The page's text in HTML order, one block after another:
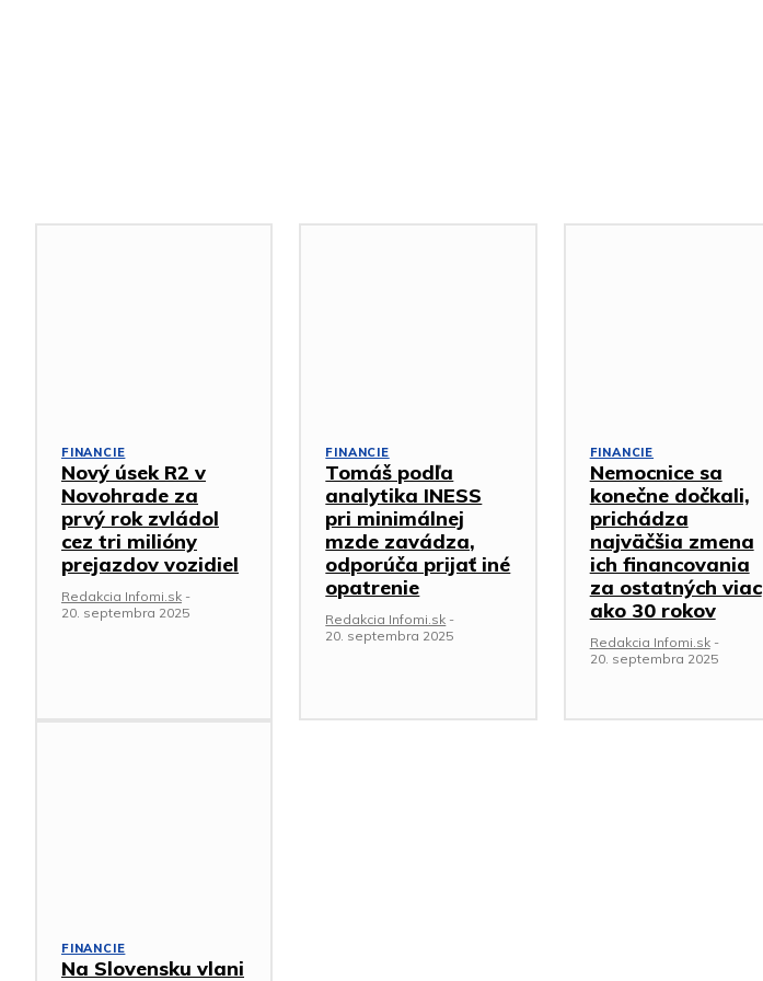
FINANCIE
Nový úsek R2 v
Novohrade za
prvý rok zvládol
cez tri milióny
prejazdov vozidiel
Redakcia Infomi.sk -
20. septembra 2025
FINANCIE
Tomáš podľa
analytika INESS
pri minimálnej
mzde zavádza,
odporúča prijať iné
opatrenie
Redakcia Infomi.sk -
20. septembra 2025
FINANCIE
Nemocnice sa
konečne dočkali,
prichádza
najväčšia zmena
ich financovania
za ostatných viac
ako 30 rokov
Redakcia Infomi.sk -
20. septembra 2025
FINANCIE
Na Slovensku vlani